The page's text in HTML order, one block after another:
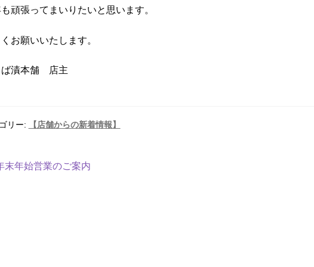
頑張ってまいりたいと思います。
お願いいたします。
ば漬本舗 店主
リー: 【店舗からの新着情報】
末年始営業のご案内